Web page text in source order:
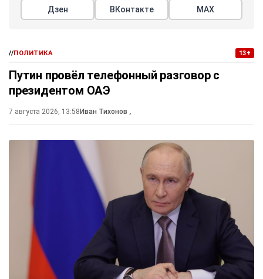
Дзен ВКонтакте МАХ
//ПОЛИТИКА 13+
Путин провёл телефонный разговор с
президентом ОАЭ
7 августа 2026, 13:58 Иван Тихонов ,